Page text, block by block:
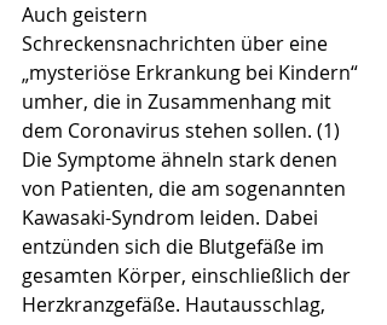
Auch geistern
Schreckensnachrichten über eine
„mysteriöse Erkrankung bei Kindern“
umher, die in Zusammenhang mit
dem Coronavirus stehen sollen. (1)
Die Symptome ähneln stark denen
von Patienten, die am sogenannten
Kawasaki-Syndrom leiden. Dabei
entzünden sich die Blutgefäße im
gesamten Körper, einschließlich der
Herzkranzgefäße. Hautausschlag,